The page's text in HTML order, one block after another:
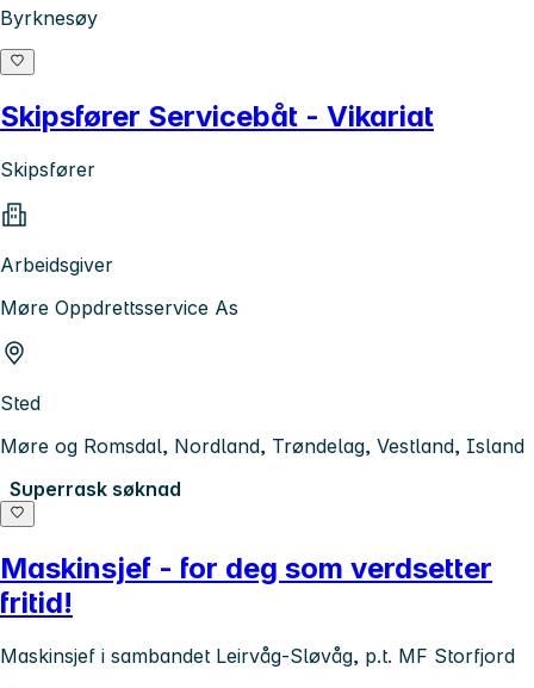
Byrknesøy
Skipsfører Servicebåt - Vikariat
Skipsfører
Arbeidsgiver
Møre Oppdrettsservice As
Sted
Møre og Romsdal, Nordland, Trøndelag, Vestland, Island
Superrask søknad
Maskinsjef - for deg som verdsetter
fritid!
Maskinsjef i sambandet Leirvåg-Sløvåg, p.t. MF Storfjord